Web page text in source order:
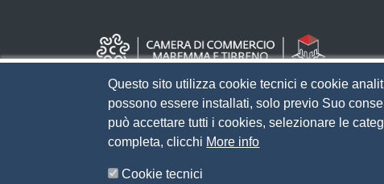
Questo sito utilizza cookie tecnici e cookie
possono essere installati, solo previo Suo
può accettare tutti i cookies, selezionare le
completa, clicchi More info
Cookie tecnici